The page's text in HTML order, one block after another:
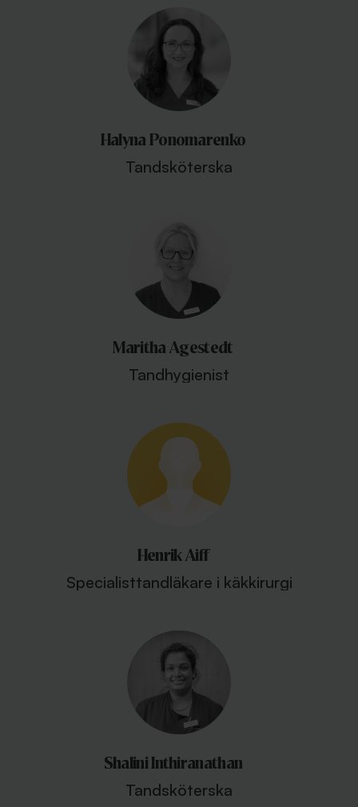
Halyna Ponomarenko
Tandsköterska
Maritha Agestedt
Tandhygienist
Henrik Aiff
Specialisttandläkare i käkkirurgi
Shalini Inthiranathan
Tandsköterska